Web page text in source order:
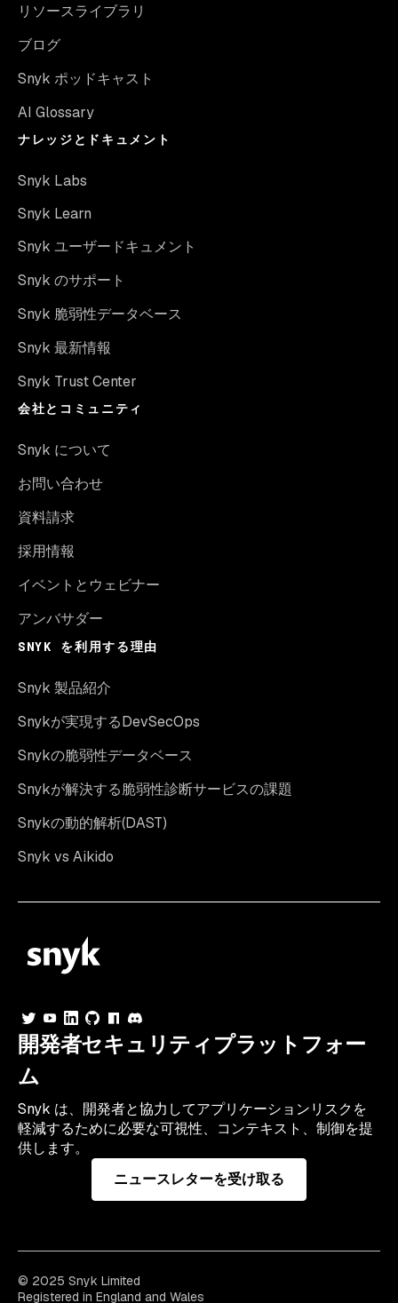
リソースライブラリ
ブログ
Snyk ポッドキャスト
AI Glossary
ナレッジとドキュメント
Snyk Labs
Snyk Learn
Snyk ユーザードキュメント
Snyk のサポート
Snyk 脆弱性データベース
Snyk 最新情報
Snyk Trust Center
会社とコミュニティ
Snyk について
お問い合わせ
資料請求
採用情報
イベントとウェビナー
アンバサダー
SNYK を利用する理由
Snyk 製品紹介
Snykが実現するDevSecOps
Snykの脆弱性データベース
Snykが解決する脆弱性診断サービスの課題
Snykの動的解析(DAST)
Snyk vs Aikido
開発者セキュリティプラットフォー
ム
Snyk は、開発者と協力してアプリケーションリスクを
軽減するために必要な可視性、コンテキスト、制御を提
供します。
ニュースレターを受け取る
© 2025 Snyk Limited
Registered in England and Wales